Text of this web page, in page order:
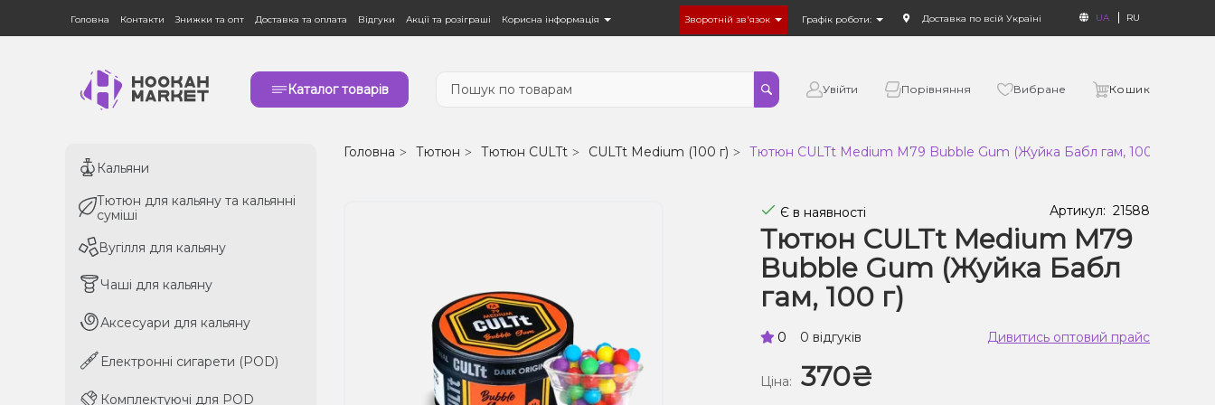
Головна Контакти Знижки та опт Доставка та оплата Відгуки Акції та розіграші Корисна інформація Зворотній зв'язок Графік роботи: Доставка по всій Україні UA RU
Каталог товарів Увійти Порівняння Вибране Кошик
Кальяни
Тютюн для кальяну та кальянні
суміші
Вугілля для кальяну
Чаші для кальяну
Аксесуари для кальяну
Електронні сигарети (POD)
Комплектуючі для POD
Кальяни
Тютюн для кальяну та кальянні
суміші
Вугілля для кальяну
Чаші для кальяну
Аксесуари для кальяну
Електронні сигарети (POD)
Комплектуючі для POD
Головна Тютюн Тютюн CULTt CULTt Medium (100 г) Тютюн CULTt Medium M79 Bubble Gum (Жуйка Бабл гам, 100 г)
Є в наявності Артикул: 21588
Тютюн CULTt Medium M79
Bubble Gum (Жуйка Бабл
гам, 100 г)
0 0 відгуків Дивитись оптовий прайс
Ціна: 370₴